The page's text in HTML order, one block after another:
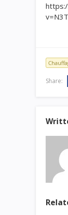
Share: